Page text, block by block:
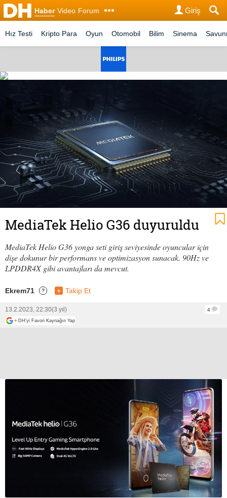
Haber Video Forum Giriş
Hız Testi Kripto Para Oyun Otomobil Bilim Sinema
MediaTek Helio G36 duyuruldu
MediaTek Helio G36 yonga seti giriş seviyesinde oyuncular için
dişe dokunur bir performans ve optimizasyon sunacak. 90Hz ve
LPDDR4X gibi avantajları da mevcut.
Ekrem71 ? + Takip Et
13.2.2023, 22:30(3 yıl)
4
+ DH'yi Favori Kaynağın Yap